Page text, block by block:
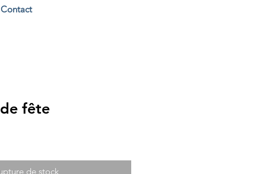
Contact
fête
de stock